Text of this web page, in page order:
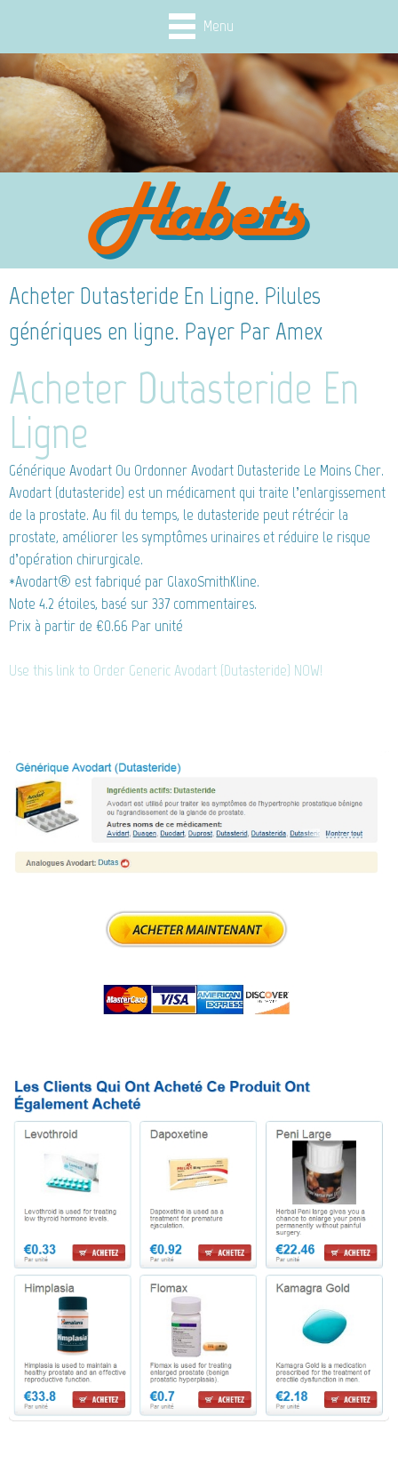
Menu
Acheter Dutasteride En Ligne. Pilules
génériques en ligne. Payer Par Amex
Acheter Dutasteride En
Ligne
Générique Avodart Ou Ordonner Avodart Dutasteride Le Moins Cher.
Avodart (dutasteride) est un médicament qui traite l’enlargissement
de la prostate. Au fil du temps, le dutasteride peut rétrécir la
prostate, améliorer les symptômes urinaires et réduire le risque
d’opération chirurgicale.
*Avodart® est fabriqué par GlaxoSmithKline.
Note 4.2 étoiles, basé sur337 commentaires.
Prix à partir de €0.66 Par unité
Use this link to Order Generic Avodart (Dutasteride) NOW!